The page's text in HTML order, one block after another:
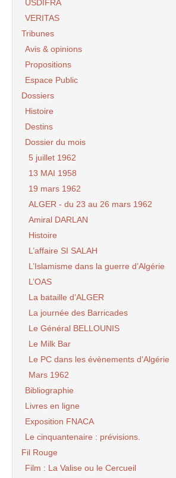
USDIFRA
VERITAS
Tribunes
Avis & opinions
Propositions
Espace Public
Dossiers
Histoire
Destins
Dossier du mois
5 juillet 1962
13 MAI 1958
19 mars 1962
ALGER - du 23 au 26 mars 1962
Amiral DARLAN
Histoire
L’affaire SI SALAH
L’Islamisme dans la guerre d’Algérie
L’OAS
La bataille d’ALGER
La journée des Barricades
Le Général BELLOUNIS
Le Milk Bar
Le PC dans les évènements d’Algérie
Mars 1962
Bibliographie
Livres en ligne
Exposition FNACA
Le cinquantenaire : prévisions.
Fil Rouge
Film : La Valise ou le Cercueil